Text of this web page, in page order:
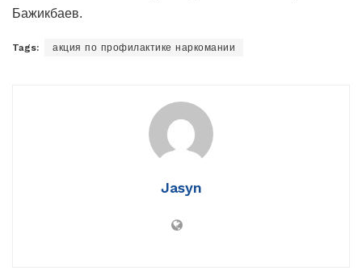
Бажикбаев.
Tags: акция по профилактике наркомании
Jasyn